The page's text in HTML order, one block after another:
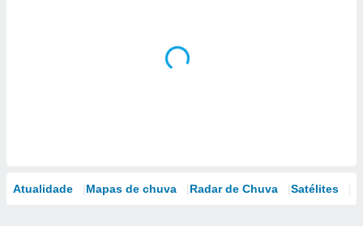
Atualidade Mapas de chuva Radar de Chuva Satélites